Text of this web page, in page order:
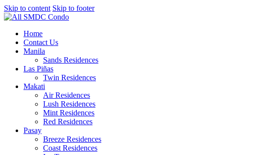
Skip to content Skip to footer
Home
Contact Us
Manila
Sands Residences
Las Piñas
Twin Residences
Makati
Air Residences
Lush Residences
Mint Residences
Red Residences
Pasay
Breeze Residences
Coast Residences